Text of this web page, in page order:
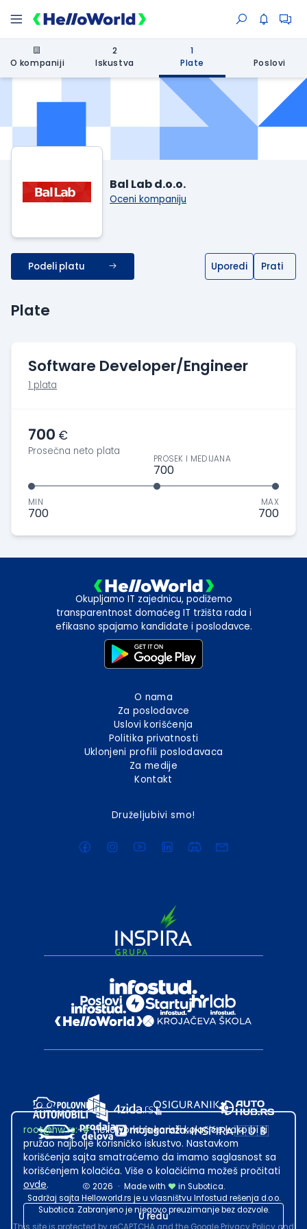
O kompaniji
2
Iskustva
1
Plate
Poslovi
Bal Lab d.o.o.
Oceni kompaniju
Podeli platu Uporedi Prati
Plate
Software Developer/Engineer
1 plata
700 €
Prosečna neto plata
MIN
700
PROSEK I MEDIJANA
700
MAX
700
Okupljamo IT zajednicu, podižemo
transparentnost domaćeg IT tržišta rada i
efikasno spajamo kandidate i poslodavce.
O nama
Za poslodavce
Uslovi korišćenja
Politika privatnosti
Uklonjeni profili poslodavaca
Za medije
Kontakt
Druželjubivi smo!
2026 · Made with
in Subotica.
Sadržaj sajta Helloworld.rs je u vlasništvu Infostud rešenja d.o.o.
Subotica. Zabranjeno je njegovo preuzimanje bez dozvole.
root@hw.rs:~#Helloworld.rs koristi kolačiće kako bi ti
pružao najbolje korisničko iskustvo. Nastavkom
korišćenja sajta smatraćemo da imamo saglasnost sa
korišćenjem kolačića. Više o kolačićima možeš pročitati
ovde.
U redu